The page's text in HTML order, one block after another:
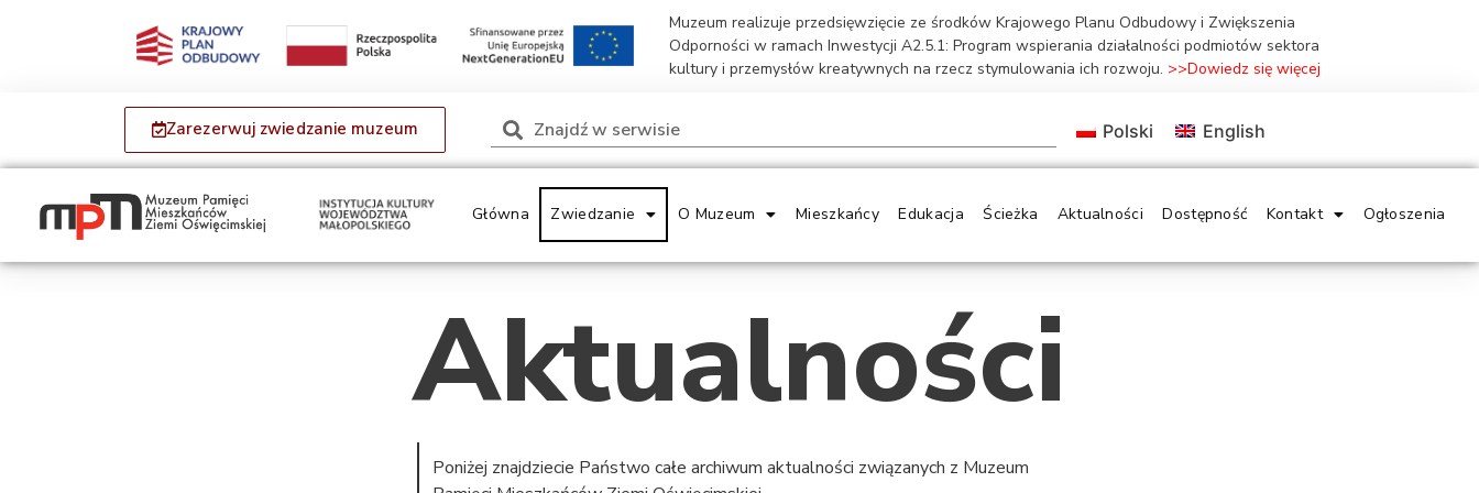
Muzeum realizuje przedsięwzięcie ze środków Krajowego Planu Odbudowy i Zwiększenia
Odporności w ramach Inwestycji A2.5.1: Program wspierania działalności podmiotów sektora
kultury i przemysłów kreatywnych na rzecz stymulowania ich rozwoju. >>Dowiedz się więcej
Zarezerwuj zwiedzanie muzeum Polski English
Główna Zwiedzanie O Muzeum Mieszkańcy Edukacja Ścieżka Aktualności Dostępność Kontakt Ogłoszenia
Aktualności
Poniżej znajdziecie Państwo całe archiwum aktualności związanych z Muzeum